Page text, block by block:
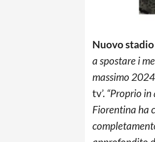
Nuovo
a spostare i
massimo
tv’. “Proprio
Fiorentina ha